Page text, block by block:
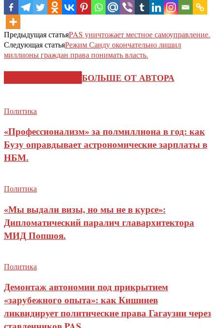
Предыдущая статьяPAS уничтожает местное самоуправление.
Следующая статьяРежим Санду окончательно лишил
миллионы граждан права понимать власть.
БОЛЬШЕ ОТ АВТОРА
Политика
«Профессионализм» за полмиллиона в год: как
Бузу оправдывает астрономические зарплаты в
НБМ.
Политика
«Мы выдали визы, но мы не в курсе»:
Дипломатический паралич главархитектора
МИД Попшоя.
Политика
Демонтаж автономии под прикрытием
«зарубежного опыта»: как Кишинев
ликвидирует политические права Гагаузии через